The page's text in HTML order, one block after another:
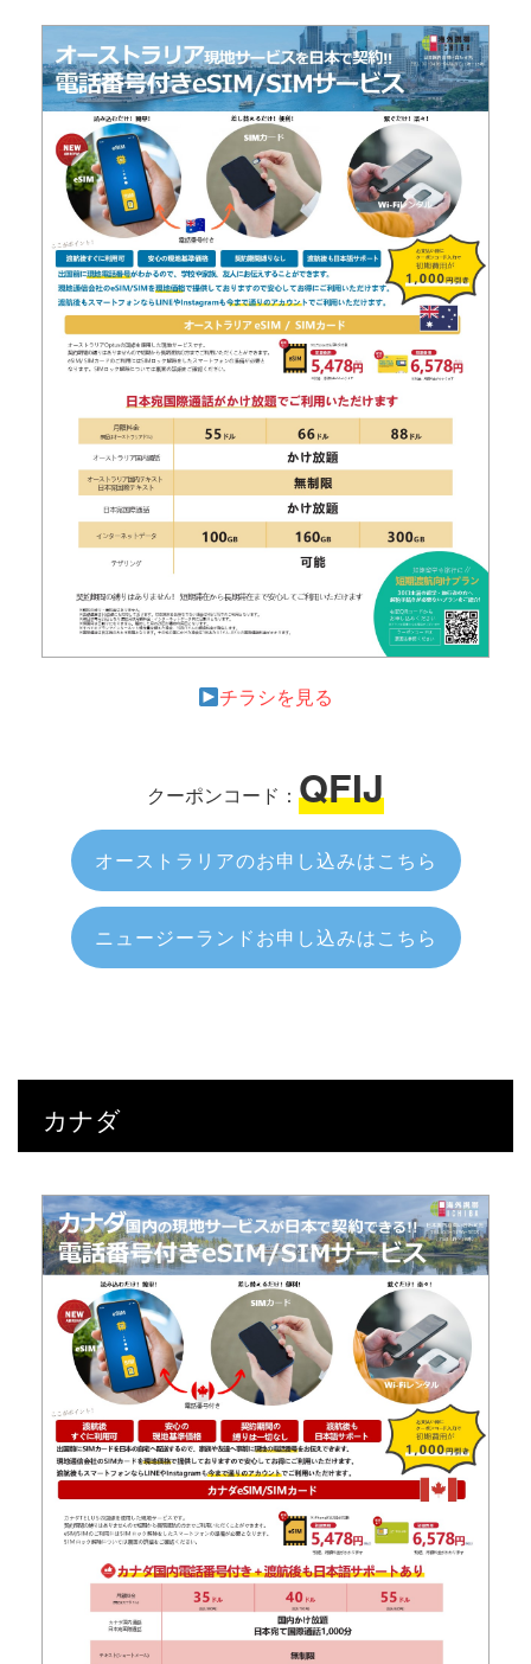
チラシを見る
クーポンコード： QFIJ
オーストラリアのお申し込みはこちら
ニュージーランドお申し込みはこちら
カナダ